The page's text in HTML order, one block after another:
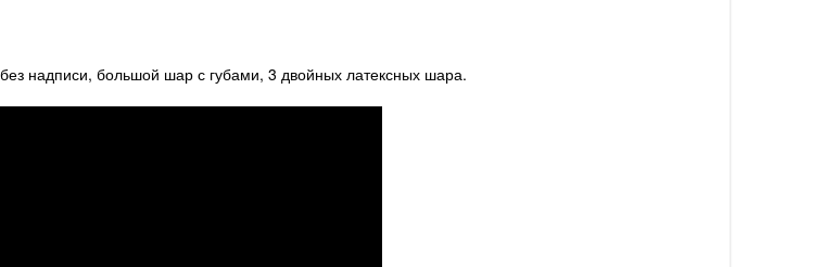
надписи, большой шар с губами, 3 двойных латексных шара.